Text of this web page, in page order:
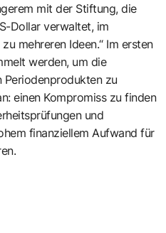
mit der Stiftung, die
Dollar verwaltet, im
mehreren Ideen.“ Im ersten
werden, um die
Periodenprodukten zu
einen Kompromiss zu finden
und
finanziellem Aufwand für